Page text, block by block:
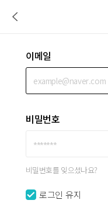
이메일
비밀번호
비밀번호를 잊으셨나요?
로그인 유지